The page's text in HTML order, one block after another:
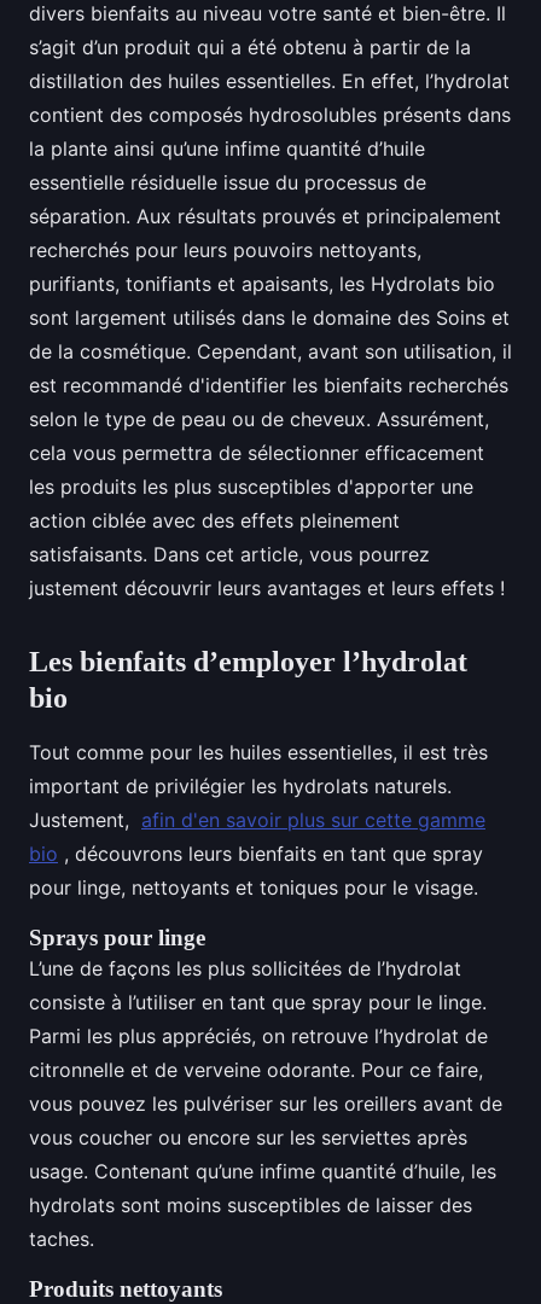
divers bienfaits au niveau votre santé et bien-être. Il
s’agit d’un produit qui a été obtenu à partir de la
distillation des huiles essentielles. En effet, l’hydrolat
contient des composés hydrosolubles présents dans
la plante ainsi qu’une infime quantité d’huile
essentielle résiduelle issue du processus de
séparation. Aux résultats prouvés et principalement
recherchés pour leurs pouvoirs nettoyants,
purifiants, tonifiants et apaisants, les Hydrolats bio
sont largement utilisés dans le domaine des Soins et
de la cosmétique. Cependant, avant son utilisation, il
est recommandé d'identifier les bienfaits recherchés
selon le type de peau ou de cheveux. Assurément,
cela vous permettra de sélectionner efficacement
les produits les plus susceptibles d'apporter une
action ciblée avec des effets pleinement
satisfaisants. Dans cet article, vous pourrez
justement découvrir leurs avantages et leurs effets !
Les bienfaits d’employer l’hydrolat
bio
Tout comme pour les huiles essentielles, il est très
important de privilégier les hydrolats naturels.
Justement, afin d'en savoir plus sur cette gamme
bio , découvrons leurs bienfaits en tant que spray
pour linge, nettoyants et toniques pour le visage.
Sprays pour linge
L’une de façons les plus sollicitées de l’hydrolat
consiste à l’utiliser en tant que spray pour le linge.
Parmi les plus appréciés, on retrouve l’hydrolat de
citronnelle et de verveine odorante. Pour ce faire,
vous pouvez les pulvériser sur les oreillers avant de
vous coucher ou encore sur les serviettes après
usage. Contenant qu’une infime quantité d’huile, les
hydrolats sont moins susceptibles de laisser des
taches.
Produits nettoyants